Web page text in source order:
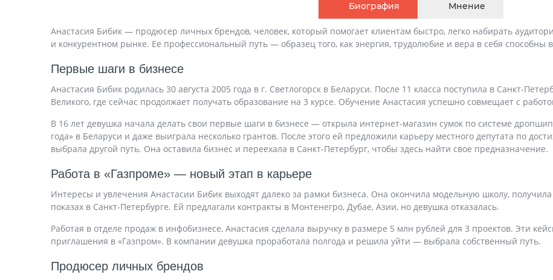
Биография Мнение
Анастасия Бибик — продюсер личных брендов, человек, который помогает клиентам быстро, легко набирать
и конкурентном рынке. Ее профессиональный путь — образец того, как энергия, трудолюбие и вера в себя способны
Первые шаги в бизнесе
Анастасия Бибик родилась 30 августа 2005 года в г. Светлогорск в Беларуси. После 11 класса поступила в Санкт-
Великого, где сейчас продолжает получать образование на 3 курсе. Обучение Анастасия успешно совмещает с
В 16 лет девушка начала делать свои первые шаги в бизнесе — открыла интернет-магазин сумок по системе
года» в Беларуси и даже выиграла несколько грантов. После этого ей предложили карьеру местного депутата по
выбрала другой путь. Она оставила бизнес и переехала в Санкт-Петербург, чтобы здесь найти свое предназначение.
Работа в «Газпроме» — новый этап в карьере
Интересы и увлечения Анастасии Бибик выходят далеко за рамки бизнеса. Она окончила модельную школу,
показах в Санкт-Петербурге. Ей предлагали контракты в Монтенегро, Дубае, Азии, но девушка отказалась.
Работая в отделе продаж в инфобизнесе, Анастасия сделала выручку в размере 5 млн рублей для 3 проектов. Эти
приглашения в «Газпром». В компании девушка проработала полгода и решила уйти — выбрала собственный путь.
Продюсер личных брендов